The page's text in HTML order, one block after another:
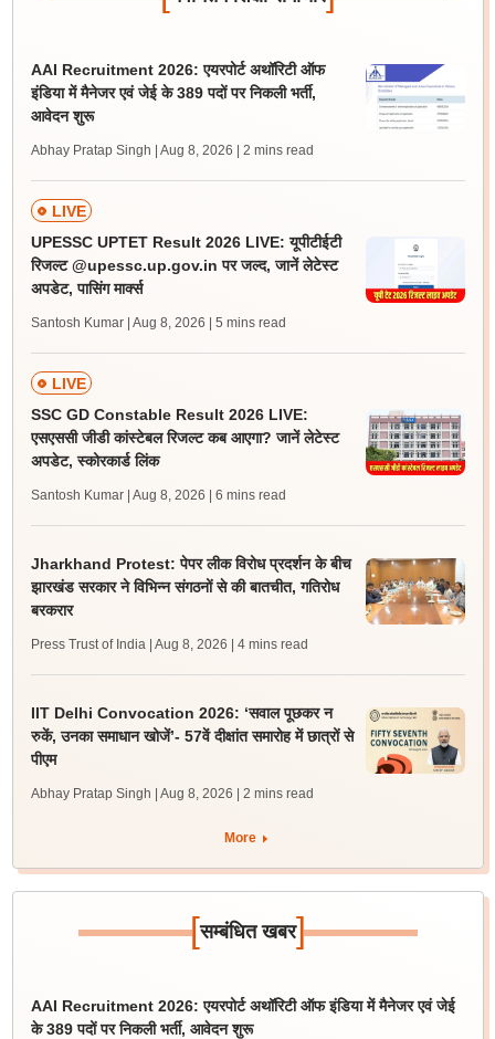
AAI Recruitment 2026: एयरपोर्ट अथॉरिटी ऑफ
इंडिया में मैनेजर एवं जेई के 389 पदों पर निकली भर्ती,
आवेदन शुरू
Abhay Pratap Singh | Aug 8, 2026 | 2 mins read
LIVE
UPESSC UPTET Result 2026 LIVE: यूपीटीईटी
रिजल्ट @upessc.up.gov.in पर जल्द, जानें लेटेस्ट
अपडेट, पासिंग मार्क्स
Santosh Kumar | Aug 8, 2026 | 5 mins read
LIVE
SSC GD Constable Result 2026 LIVE:
एसएससी जीडी कांस्टेबल रिजल्ट कब आएगा? जानें लेटेस्ट
अपडेट, स्कोरकार्ड लिंक
Santosh Kumar | Aug 8, 2026 | 6 mins read
Jharkhand Protest: पेपर लीक विरोध प्रदर्शन के बीच
झारखंड सरकार ने विभिन्न संगठनों से की बातचीत, गतिरोध
बरकरार
Press Trust of India | Aug 8, 2026 | 4 mins read
IIT Delhi Convocation 2026: ‘सवाल पूछकर न
रुकें, उनका समाधान खोजें’- 57वें दीक्षांत समारोह में छात्रों से
पीएम
Abhay Pratap Singh | Aug 8, 2026 | 2 mins read
More
[सम्बंधित खबर]
AAI Recruitment 2026: एयरपोर्ट अथॉरिटी ऑफ इंडिया में मैनेजर एवं जेई
के 389 पदों पर निकली भर्ती, आवेदन शुरू